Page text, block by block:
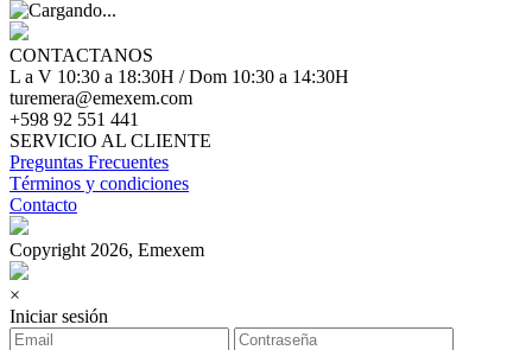
CONTACTANOS
L a V 10:30 a 18:30H / Dom 10:30 a 14:30H
turemera@emexem.com
+598 92 551 441
SERVICIO AL CLIENTE
Preguntas Frecuentes
Términos y condiciones
Contacto
Copyright 2026, Emexem
×
Iniciar sesión